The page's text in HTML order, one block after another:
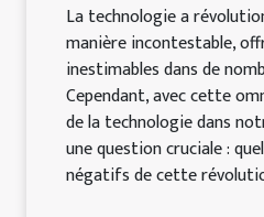
La technologie a
manière incontestable,
inestimables dans de
Cependant, avec cette
de la technologie dans
une question cruciale :
négatifs de cette